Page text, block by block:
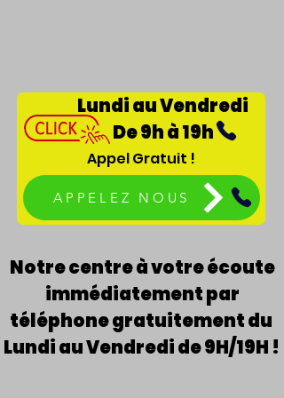
Appel Gratuit !
Lundi au Vendredi
De 9h à 19h
APPELEZ NOUS
Notre centre à votre écoute
immédiatement par
téléphone gratuitement du
Lundi au Vendredi de 9H/19H !